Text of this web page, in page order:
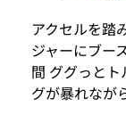
アクセルを踏
ジャーにブー
間 ググっと
グが暴れなが